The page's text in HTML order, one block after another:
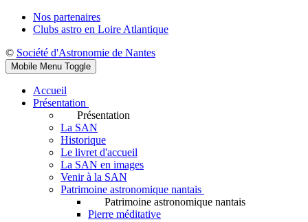
Nos partenaires
Clubs astro en Loire Atlantique
© Société d'Astronomie de Nantes
Mobile Menu Toggle
Accueil
Présentation
Présentation
La SAN
Historique
Le livret d'accueil
La SAN en images
Venir à la SAN
Patrimoine astronomique nantais
Patrimoine astronomique nantais
Pierre méditative